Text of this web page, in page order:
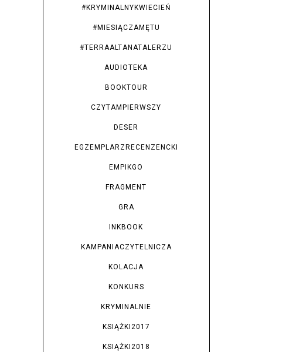
#KRYMINALNYKWIECIEŃ
#MIESIĄCZAMĘTU
#TERRAALTANATALERZU
AUDIOTEKA
BOOKTOUR
CZYTAMPIERWSZY
DESER
EGZEMPLARZRECENZENCKI
EMPIKGO
FRAGMENT
GRA
INKBOOK
KAMPANIACZYTELNICZA
KOLACJA
KONKURS
KRYMINALNIE
KSIĄŻKI2017
KSIĄŻKI2018